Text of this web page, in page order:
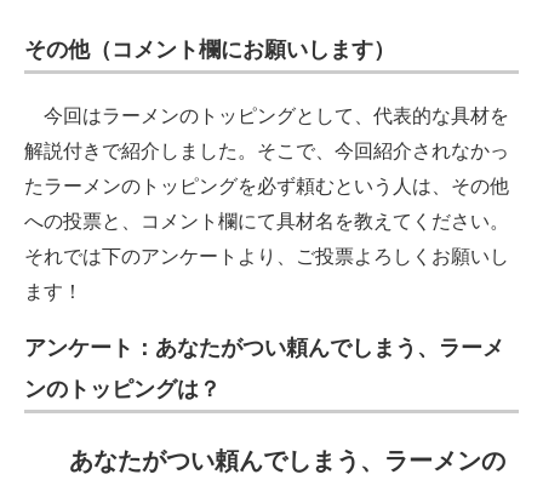
その他（コメント欄にお願いします）
今回はラーメンのトッピングとして、代表的な具材を
解説付きで紹介しました。そこで、今回紹介されなかっ
たラーメンのトッピングを必ず頼むという人は、その他
への投票と、コメント欄にて具材名を教えてください。
それでは下のアンケートより、ご投票よろしくお願いし
ます！
アンケート：あなたがつい頼んでしまう、ラーメ
ンのトッピングは？
あなたがつい頼んでしまう、ラーメンの